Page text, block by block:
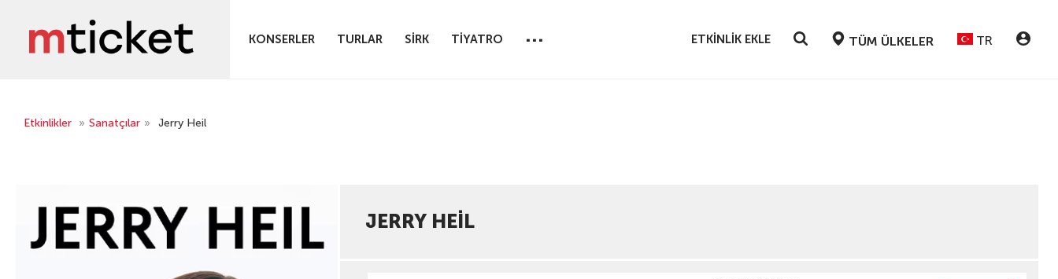
KONSERLER TURLAR SİRK TİYATRO ... ETKINLIK EKLE TÜM ÜLKELER TR
Etkinlikler » Sanatçılar » Jerry Heil
JERRY HEIL